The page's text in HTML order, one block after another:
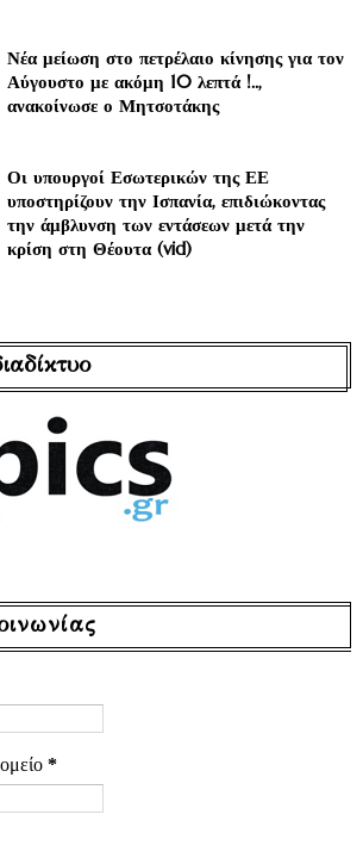
Νέα μείωση στο πετρέλαιο κίνησης για τον
Αύγουστο με ακόμη 10 λεπτά !..,
ανακοίνωσε ο Μητσοτάκης
Οι υπουργοί Εσωτερικών της ΕΕ
υποστηρίζουν την Ισπανία, επιδιώκοντας
την άμβλυνση των εντάσεων μετά την
κρίση στη Θέουτα (vid)
*